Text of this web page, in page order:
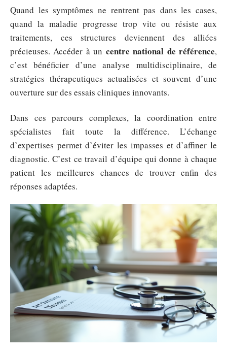
Quand les symptômes ne rentrent pas dans les cases,
quand la maladie progresse trop vite ou résiste aux
traitements, ces structures deviennent des alliées
précieuses. Accéder à un centre national de référence,
c’est bénéficier d’une analyse multidisciplinaire, de
stratégies thérapeutiques actualisées et souvent d’une
ouverture sur des essais cliniques innovants.
Dans ces parcours complexes, la coordination entre
spécialistes fait toute la différence. L’échange
d’expertises permet d’éviter les impasses et d’affiner le
diagnostic. C’est ce travail d’équipe qui donne à chaque
patient les meilleures chances de trouver enfin des
réponses adaptées.